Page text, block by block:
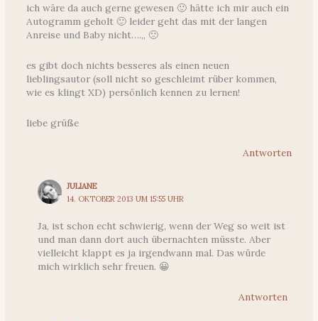
ich wäre da auch gerne gewesen 🙂 hätte ich mir auch ein
Autogramm geholt 🙂 leider geht das mit der langen
Anreise und Baby nicht….,, 🙁
es gibt doch nichts besseres als einen neuen
lieblingsautor (soll nicht so geschleimt rüber kommen,
wie es klingt XD) persönlich kennen zu lernen!
liebe grüße
Antworten
JULIANE
14. OKTOBER 2013 UM 15:55 UHR
Ja, ist schon echt schwierig, wenn der Weg so weit ist
und man dann dort auch übernachten müsste. Aber
vielleicht klappt es ja irgendwann mal. Das würde
mich wirklich sehr freuen. 😀
Antworten